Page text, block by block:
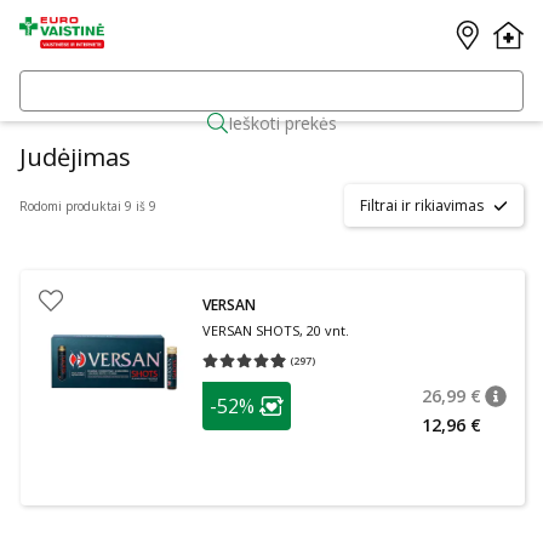
Ieškoti prekės
Judėjimas
Rodomi produktai 9 iš 9 Filtrai ir rikiavimas
VERSAN
VERSAN SHOTS, 20 vnt.
(297)
Vidutinis įvertinimas 4.93
patarimas
Lojalumo klubo narių nuolaida
-52% 26,99 €
12,96 €